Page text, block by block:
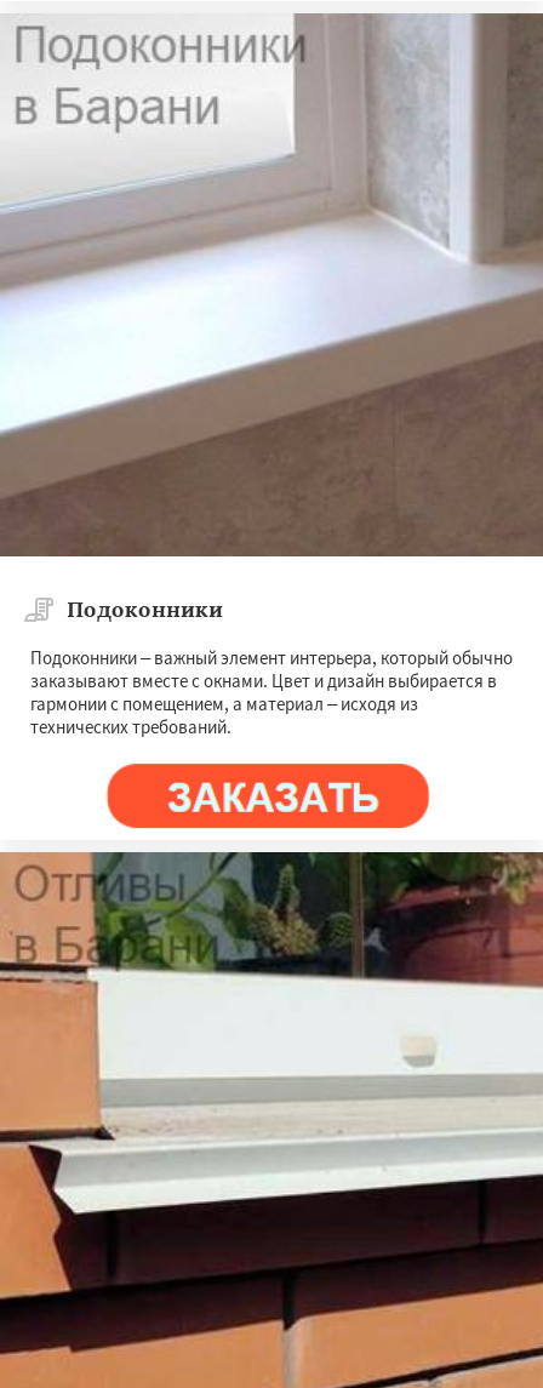
Подоконники
Подоконники – важный элемент интерьера, который обычно
заказывают вместе с окнами. Цвет и дизайн выбирается в
гармонии с помещением, а материал – исходя из
технических требований.